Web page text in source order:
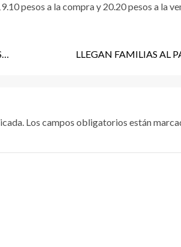
pesos a la compra y 20.20 pesos a la
LLEGAN FAMILIAS AL
Los campos obligatorios están